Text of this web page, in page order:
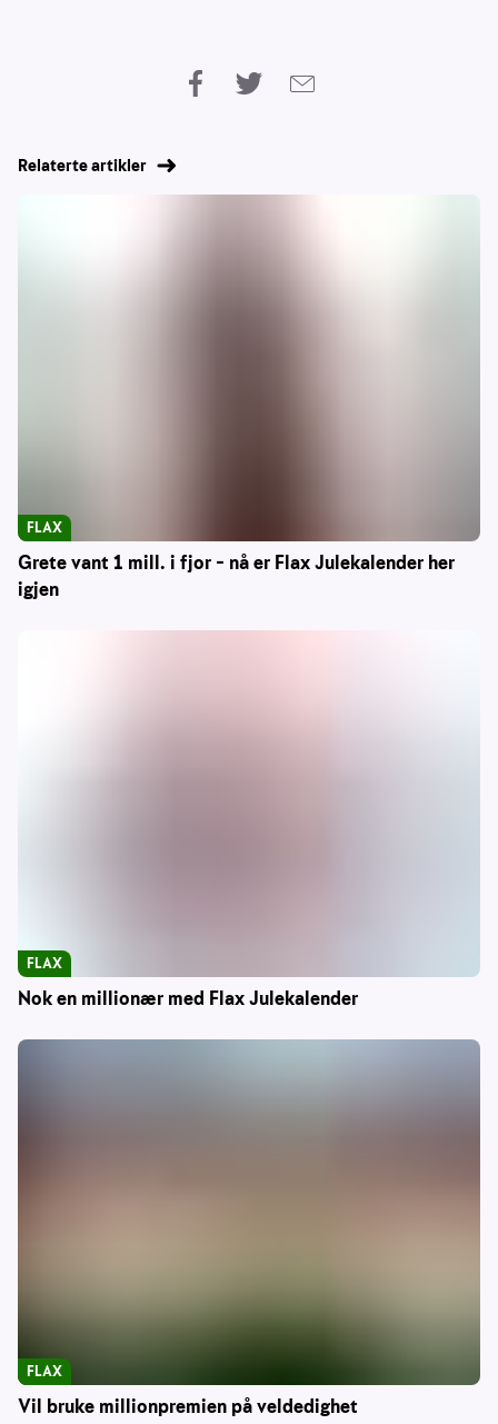
Relaterte artikler
Grete vant 1 mill. i fjor – nå er Flax Julekalender her
igjen
FLAX
Nok en millionær med Flax Julekalender
FLAX
Vil bruke millionpremien på veldedighet
FLAX